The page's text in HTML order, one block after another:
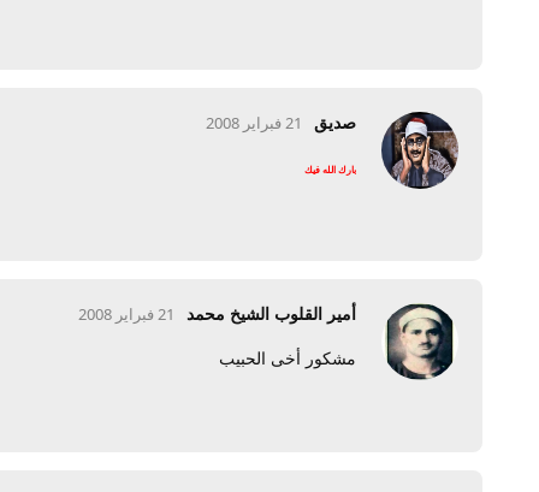
صديق 21 فبراير 2008
بارك الله فيك
أمير القلوب الشيخ محمد 21 فبراير 2008
مشكور أخى الحبيب